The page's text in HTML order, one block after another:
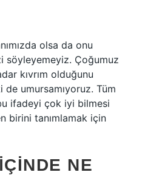
olsa da onu
söyleyemeyiz. Çoğumuz
kıvrım olduğunu
umursamıyoruz. Tüm
ifadeyi çok iyi bilmesi
birini tanımlamak için
NE